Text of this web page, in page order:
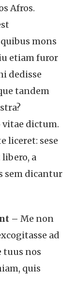
Afros.
mons
etiam furor
dedisse
tandem
vitae dictum.
liceret: sese
a
sem dicantur
– Me non
ad
tuus nos
quis